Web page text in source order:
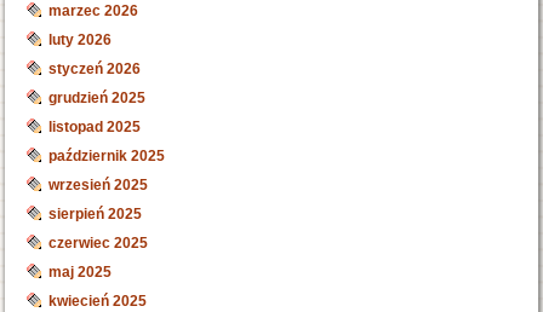
marzec 2026
luty 2026
styczeń 2026
grudzień 2025
listopad 2025
październik 2025
wrzesień 2025
sierpień 2025
czerwiec 2025
maj 2025
kwiecień 2025